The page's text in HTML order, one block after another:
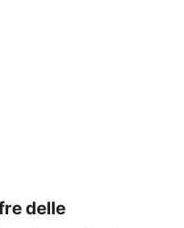
delle